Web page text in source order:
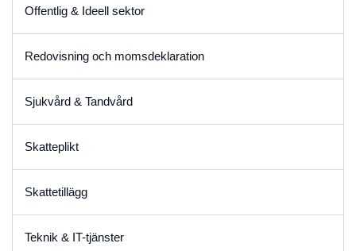
Offentlig & Ideell sektor
Redovisning och momsdeklaration
Sjukvård & Tandvård
Skatteplikt
Skattetillägg
Teknik & IT-tjänster